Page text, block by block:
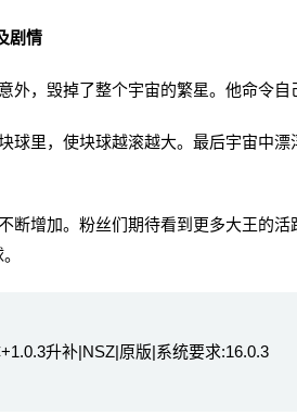
剧情
，毁掉了整个宇宙的繁星。他命令自
里，使块球越滚越大。最后宇宙中漂
增加。粉丝们期待看到更多大王的活
升补|NSZ|原版|系统要求:16.0.3